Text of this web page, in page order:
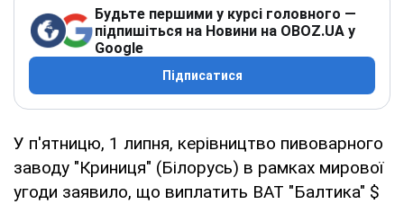
Будьте першими у курсі головного —
підпишіться на Новини на OBOZ.UA у
Google
Підписатися
У п'ятницю, 1 липня, керівництво пивоварного
заводу "Криниця" (Білорусь) в рамках мирової
угоди заявило, що виплатить ВАТ "Балтика" $